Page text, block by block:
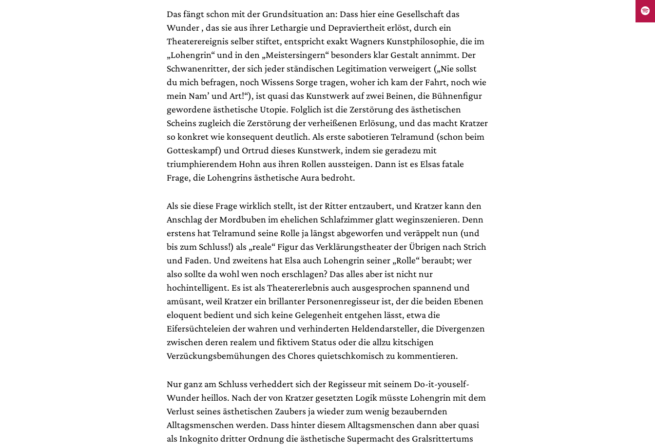
Das fängt schon mit der Grundsituation an: Dass hier eine Gesellschaft das
Wunder , das sie aus ihrer Lethargie und Depraviertheit erlöst, durch ein
Theaterereignis selber stiftet, entspricht exakt Wagners Kunstphilosophie, die im
„Lohengrin“ und in den „Meistersingern“ besonders klar Gestalt annimmt. Der
Schwanenritter, der sich jeder ständischen Legitimation verweigert („Nie sollst
du mich befragen, noch Wissens Sorge tragen, woher ich kam der Fahrt, noch wie
mein Nam’ und Art!“), ist quasi das Kunstwerk auf zwei Beinen, die Bühnenfigur
gewordene ästhetische Utopie. Folglich ist die Zerstörung des ästhetischen
Scheins zugleich die Zerstörung der verheißenen Erlösung, und das macht Kratzer
so konkret wie konsequent deutlich. Als erste sabotieren Telramund (schon beim
Gotteskampf) und Ortrud dieses Kunstwerk, indem sie geradezu mit
triumphierendem Hohn aus ihren Rollen aussteigen. Dann ist es Elsas fatale
Frage, die Lohengrins ästhetische Aura bedroht.
Als sie diese Frage wirklich stellt, ist der Ritter entzaubert, und Kratzer kann den
Anschlag der Mordbuben im ehelichen Schlafzimmer glatt weginszenieren. Denn
erstens hat Telramund seine Rolle ja längst abgeworfen und veräppelt nun (und
bis zum Schluss!) als „reale“ Figur das Verklärungstheater der Übrigen nach Strich
und Faden. Und zweitens hat Elsa auch Lohengrin seiner „Rolle“ beraubt; wer
also sollte da wohl wen noch erschlagen? Das alles aber ist nicht nur
hochintelligent. Es ist als Theatererlebnis auch ausgesprochen spannend und
amüsant, weil Kratzer ein brillanter Personenregisseur ist, der die beiden Ebenen
eloquent bedient und sich keine Gelegenheit entgehen lässt, etwa die
Eifersüchteleien der wahren und verhinderten Heldendarsteller, die Divergenzen
zwischen deren realem und fiktivem Status oder die allzu kitschigen
Verzückungsbemühungen des Chores quietschkomisch zu kommentieren.
Nur ganz am Schluss verheddert sich der Regisseur mit seinem Do-it-youself-
Wunder heillos. Nach der von Kratzer gesetzten Logik müsste Lohengrin mit dem
Verlust seines ästhetischen Zaubers ja wieder zum wenig bezaubernden
Alltagsmenschen werden. Dass hinter diesem Alltagsmenschen dann aber quasi
als Inkognito dritter Ordnung die ästhetische Supermacht des Gralsrittertums